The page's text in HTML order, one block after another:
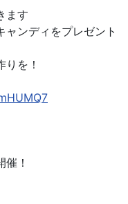
ます
ンディをプレゼント
を！
！